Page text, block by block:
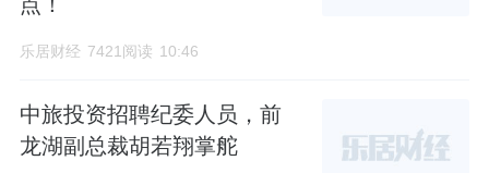
乐居财经 7421阅读 10:46
中旅投资招聘纪委人员，前
龙湖副总裁胡若翔掌舵